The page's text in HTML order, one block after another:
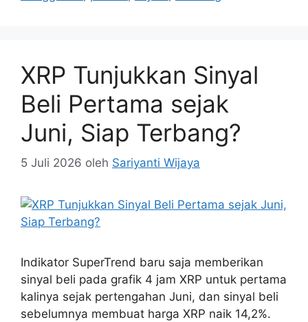
XRP Tunjukkan Sinyal
Beli Pertama sejak
Juni, Siap Terbang?
5 Juli 2026 oleh Sariyanti Wijaya
Indikator SuperTrend baru saja memberikan
sinyal beli pada grafik 4 jam XRP untuk pertama
kalinya sejak pertengahan Juni, dan sinyal beli
sebelumnya membuat harga XRP naik 14,2%.